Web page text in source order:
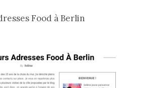
Food à Berlin